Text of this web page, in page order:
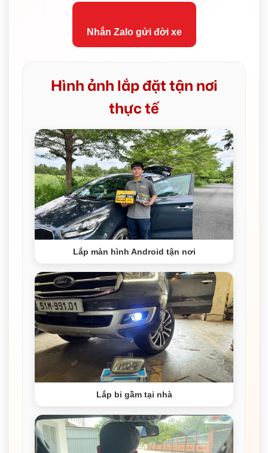
Nhắn Zalo gửi đời xe
Hình ảnh lắp đặt tận nơi
thực tế
Lắp màn hình Android tận nơi
Lắp bi gầm tại nhà